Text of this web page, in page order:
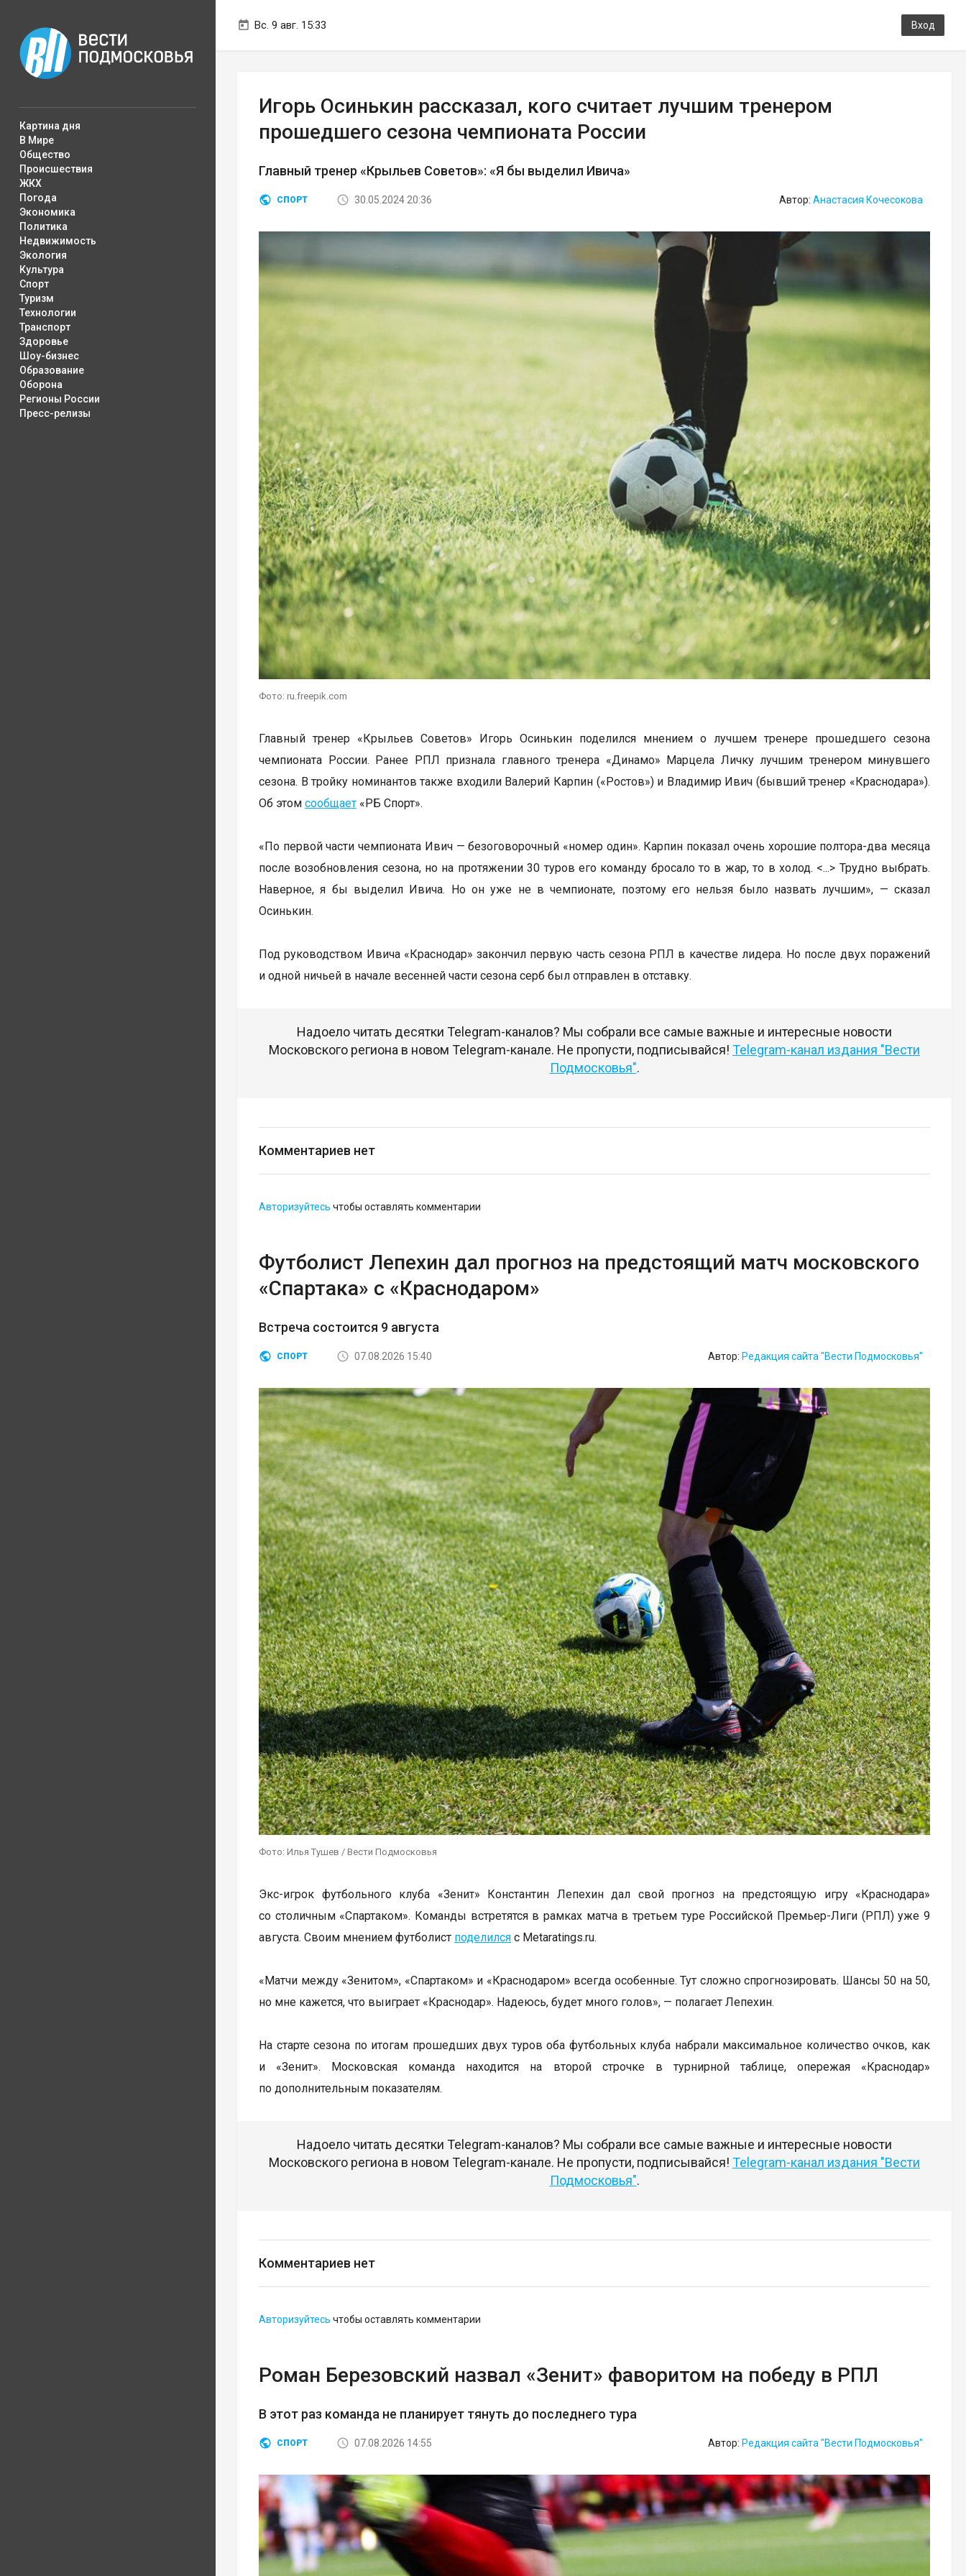
Вс. 9 авг. 15:33 Вход
Картина дня
В Мире
Общество
Происшествия
ЖКХ
Погода
Экономика
Политика
Недвижимость
Экология
Культура
Спорт
Туризм
Технологии
Транспорт
Здоровье
Шоу-бизнес
Образование
Оборона
Регионы России
Пресс-релизы
Игорь Осинькин рассказал, кого считает лучшим тренером
прошедшего сезона чемпионата России
Главный тренер «Крыльев Советов»: «Я бы выделил Ивича»
СПОРТ 30.05.2024 20:36 Автор: Анастасия Кочесокова
Фото: ru.freepik.com
Главный тренер «Крыльев Советов» Игорь Осинькин поделился мнением о лучшем тренере прошедшего сезона
чемпионата России. Ранее РПЛ признала главного тренера «Динамо» Марцела Личку лучшим тренером минувшего
сезона. В тройку номинантов также входили Валерий Карпин («Ростов») и Владимир Ивич (бывший тренер «Краснодара»).
Об этом сообщает «РБ Спорт».
«По первой части чемпионата Ивич — безоговорочный «номер один». Карпин показал очень хорошие полтора-два месяца
после возобновления сезона, но на протяжении 30 туров его команду бросало то в жар, то в холод. <...> Трудно выбрать.
Наверное, я бы выделил Ивича. Но он уже не в чемпионате, поэтому его нельзя было назвать лучшим», — сказал
Осинькин.
Под руководством Ивича «Краснодар» закончил первую часть сезона РПЛ в качестве лидера. Но после двух поражений
и одной ничьей в начале весенней части сезона серб был отправлен в отставку.
Надоело читать десятки Telegram-каналов? Мы собрали все самые важные и интересные новости
Московского региона в новом Telegram-канале. Не пропусти, подписывайся! Telegram-канал издания "Вести
Подмосковья".
Комментариев нет
Авторизуйтесь чтобы оставлять комментарии
Футболист Лепехин дал прогноз на предстоящий матч московского
«Спартака» с «Краснодаром»
Встреча состоится 9 августа
СПОРТ 07.08.2026 15:40 Автор: Редакция сайта "Вести Подмосковья"
Фото: Илья Тушев / Вести Подмосковья
Экс-игрок футбольного клуба «Зенит» Константин Лепехин дал свой прогноз на предстоящую игру «Краснодара»
со столичным «Спартаком». Команды встретятся в рамках матча в третьем туре Российской Премьер-Лиги (РПЛ) уже 9
августа. Своим мнением футболист поделился с Metaratings.ru.
«Матчи между «Зенитом», «Спартаком» и «Краснодаром» всегда особенные. Тут сложно спрогнозировать. Шансы 50 на 50,
но мне кажется, что выиграет «Краснодар». Надеюсь, будет много голов», — полагает Лепехин.
На старте сезона по итогам прошедших двух туров оба футбольных клуба набрали максимальное количество очков, как
и «Зенит». Московская команда находится на второй строчке в турнирной таблице, опережая «Краснодар»
по дополнительным показателям.
Надоело читать десятки Telegram-каналов? Мы собрали все самые важные и интересные новости
Московского региона в новом Telegram-канале. Не пропусти, подписывайся! Telegram-канал издания "Вести
Подмосковья".
Комментариев нет
Авторизуйтесь чтобы оставлять комментарии
Роман Березовский назвал «Зенит» фаворитом на победу в РПЛ
В этот раз команда не планирует тянуть до последнего тура
СПОРТ 07.08.2026 14:55 Автор: Редакция сайта "Вести Подмосковья"